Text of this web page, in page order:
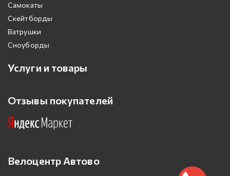
Самокаты
Скейтборды
Ватрушки
Сноуборды
Услуги и товары
Отзывы покупателей
Велоцентр Автово